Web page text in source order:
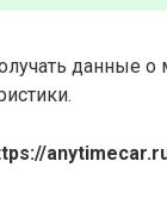
данные о